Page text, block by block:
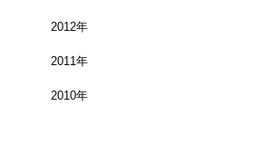
2012年
2011年
2010年